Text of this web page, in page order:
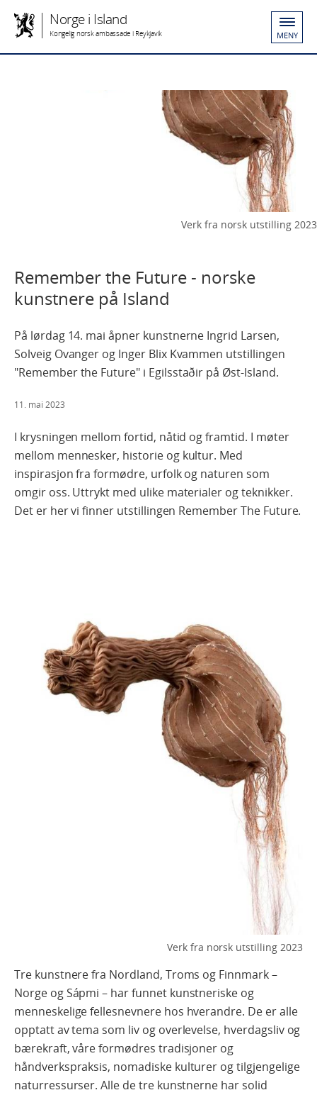
Norge i Island
Kongelig norsk ambassade i Reykjavik MENY
Verk fra norsk utstilling 2023
Remember the Future - norske
kunstnere på Island
På lørdag 14. mai åpner kunstnerne Ingrid Larsen,
Solveig Ovanger og Inger Blix Kvammen utstillingen
"Remember the Future" i Egilsstaðir på Øst-Island.
11. mai 2023
I krysningen mellom fortid, nåtid og framtid. I møter
mellom mennesker, historie og kultur. Med
inspirasjon fra formødre, urfolk og naturen som
omgir oss. Uttrykt med ulike materialer og teknikker.
Det er her vi finner utstillingen Remember The Future.
Verk fra norsk utstilling 2023
Tre kunstnere fra Nordland, Troms og Finnmark –
Norge og Sápmi – har funnet kunstneriske og
menneskelige fellesnevnere hos hverandre. De er alle
opptatt av tema som liv og overlevelse, hverdagsliv og
bærekraft, våre formødres tradisjoner og
håndverkspraksis, nomadiske kulturer og tilgjengelige
naturressurser. Alle de tre kunstnerne har solid